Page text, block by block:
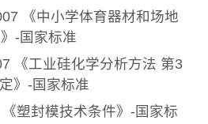
《中小学体育器材和场地
-国家标准
《工业硅化学分析方法 第3
》-国家标准
塑封模技术条件》-国家标